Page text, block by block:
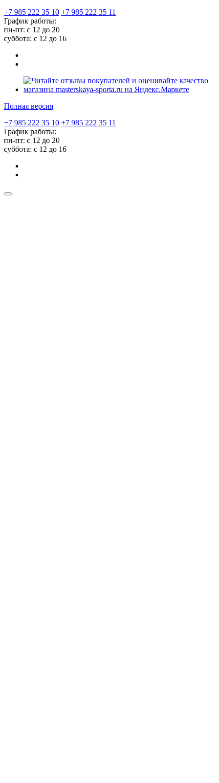
+7 985 222 35 10 +7 985 222 35 11
График работы:
пн-пт: с 12 до 20
суббота: c 12 до 16
Полная версия
+7 985 222 35 10 +7 985 222 35 11
График работы:
пн-пт: с 12 до 20
суббота: c 12 до 16